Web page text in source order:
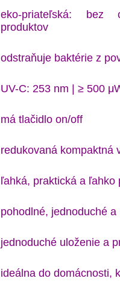
eko-priateľská: bez
produktov
odstraňuje baktérie z
UV-C: 253 nm | ≥ 500
má tlačidlo on/off
redukovaná kompaktná
ľahká, praktická a ľahko
pohodlné, jednoduché
jednoduché uloženie a
ideálna do domácnosti,